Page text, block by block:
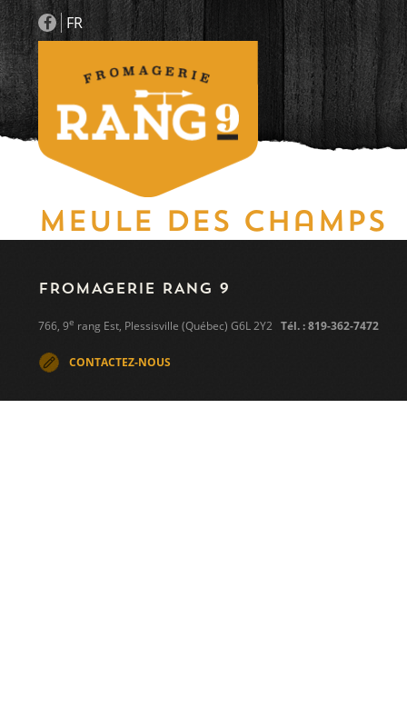
FR
Meule des champs
FROMAGERIE RANG 9
766, 9e rang Est, Plessisville (Québec) G6L 2Y2 Tél. : 819-362-7472
CONTACTEZ-NOUS